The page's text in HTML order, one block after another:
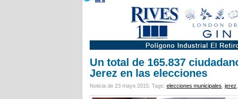
Un total de 165.837
Jerez en las elecciones
Noticia de 23 mayo 2015. Tags: elecciones municipales jerez